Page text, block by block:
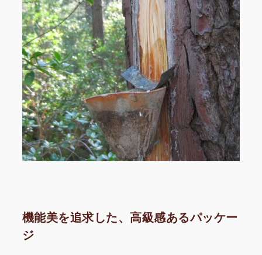
機能美を追求した、高級感あるパッケー
ジ